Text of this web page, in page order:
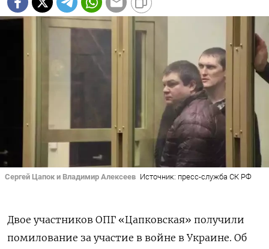
Сергей Цапок и Владимир Алексеев Источник: пресс-служба СК РФ
Двое участников ОПГ «Цапковская» получили
помилование за участие в войне в Украине. Об